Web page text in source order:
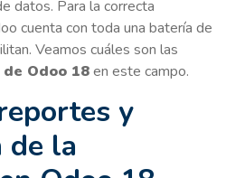
datos. Para la correcta
cuenta con toda una batería de
Veamos cuáles son las
Odoo 18en este campo.
y
de la